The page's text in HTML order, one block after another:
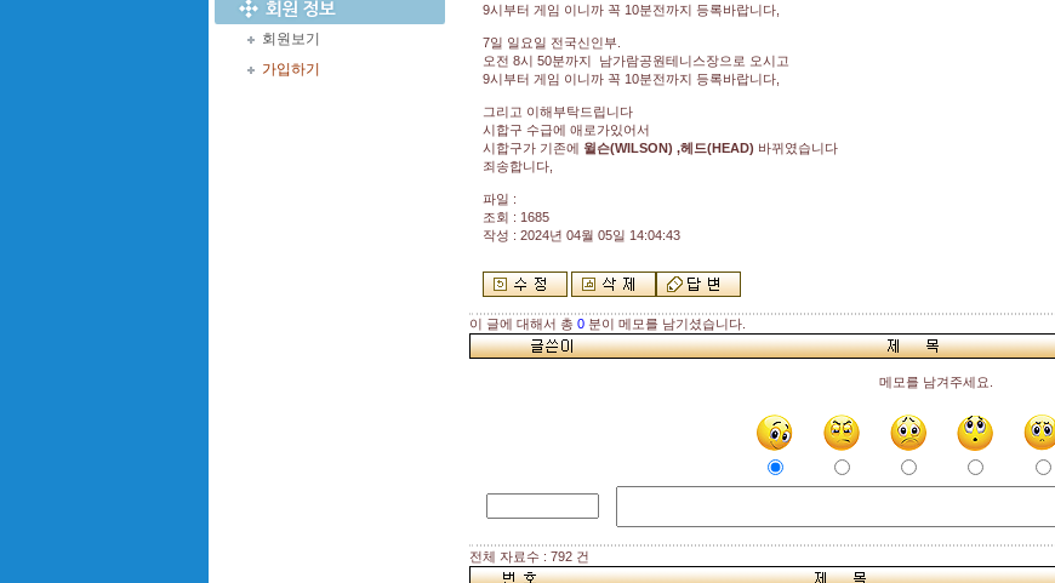
회원보기
가입하기
9시부터 게임 이니까 꼭 10분전까지 등록바랍니다,
7일 일요일 전국신인부.
오전 8시 50분까지 남가람공원테니스장으로 오시고
9시부터 게임 이니까 꼭 10분전까지 등록바랍니다,
그리고 이해부탁드립니다
시합구 수급에 애로가있어서
시합구가 기존에 윌슨(WILSON) ,헤드(HEAD) 바뀌였습니다
죄송합니다,
파일 :
조회 : 1685
작성 : 2024년 04월 05일 14:04:43
이 글에 대해서 총 0 분이 메모를 남기셨습니다.
메모를 남겨주세요.
전체 자료수 : 792 건